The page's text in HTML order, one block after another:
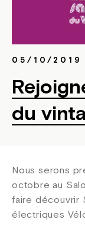
05/10/2019
du
Nous serons
octobre au
faire découvrir
électriques